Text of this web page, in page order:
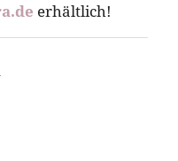
erhältlich!